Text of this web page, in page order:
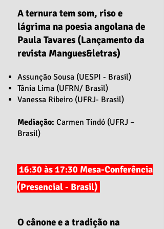
A ternura tem som, riso e
lágrima na poesia angolana de
Paula Tavares (Lançamento da
revista Mangues&letras)
Assunção Sousa (UESPI - Brasil)
Tânia Lima (UFRN/ Brasil)
Vanessa Ribeiro (UFRJ- Brasil)
Mediação: Carmen Tindó (UFRJ –
Brasil)
16:30 às 17:30 Mesa-Conferência
(Presencial - Brasil)
O cânone e a tradição na